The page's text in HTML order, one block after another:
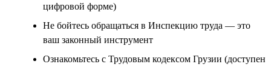
цифровой форме)
Не бойтесь обращаться в Инспекцию труда — это
ваш законный инструмент
Ознакомьтесь с Трудовым кодексом Грузии (доступен